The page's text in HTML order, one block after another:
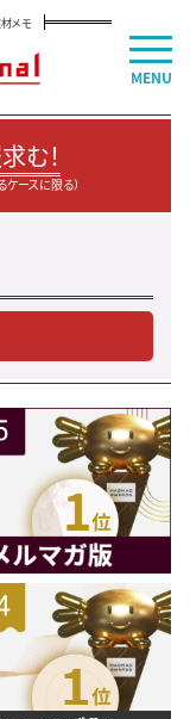
メモ
む！
ースに限る）
MENU